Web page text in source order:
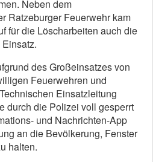
Neben dem
Ratzeburger Feuerwehr kam
für die Löscharbeiten auch die
des Großeinsatzes von
Feuerwehren und
Einsatzleitung
durch die Polizei voll gesperrt
und Nachrichten-App
an die Bevölkerung, Fenster
halten.